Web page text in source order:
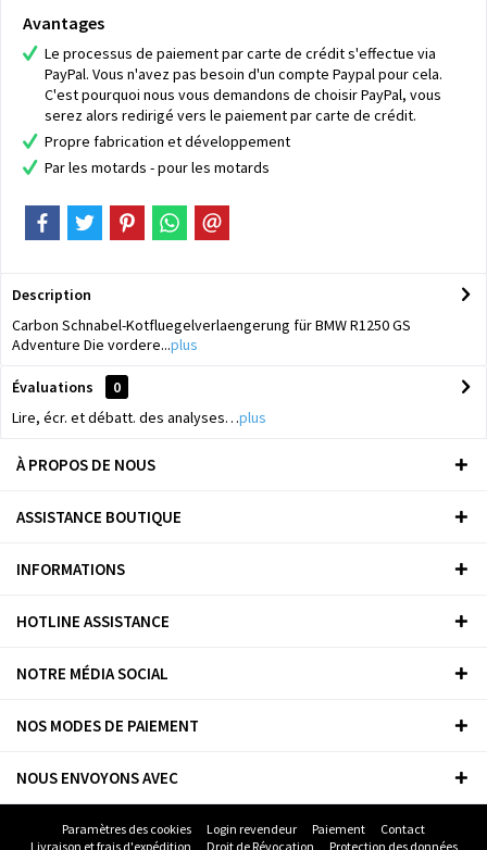
Avantages
Le processus de paiement par carte de crédit s'effectue via
PayPal. Vous n'avez pas besoin d'un compte Paypal pour cela.
C'est pourquoi nous vous demandons de choisir PayPal, vous
serez alors redirigé vers le paiement par carte de crédit.
Propre fabrication et développement
Par les motards - pour les motards
Description
Carbon Schnabel-Kotfluegelverlaengerung für BMW R1250 GS
Adventure Die vordere...plus
Évaluations
0
Lire, écr. et débatt. des analyses…plus
À PROPOS DE NOUS
ASSISTANCE BOUTIQUE
INFORMATIONS
HOTLINE ASSISTANCE
NOTRE MÉDIA SOCIAL
NOS MODES DE PAIEMENT
NOUS ENVOYONS AVEC
Paramètres des cookies Login revendeur Paiement
Contact
Livraison et frais d'expédition
Droit de Révocation Protection des données